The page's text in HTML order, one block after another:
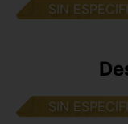
SIN
SIN